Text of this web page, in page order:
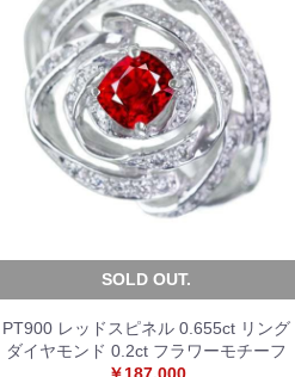
SOLD OUT.
PT900 レッドスピネル 0.655ct リング
ダイヤモンド 0.2ct フラワーモチーフ